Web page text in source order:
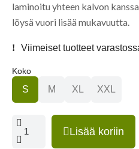
laminoitu yhteen kalvon
löysä vuori lisää mukavuutta.
Viimeiset tuotteet
Koko
S M XL XXL
Lisää koriin